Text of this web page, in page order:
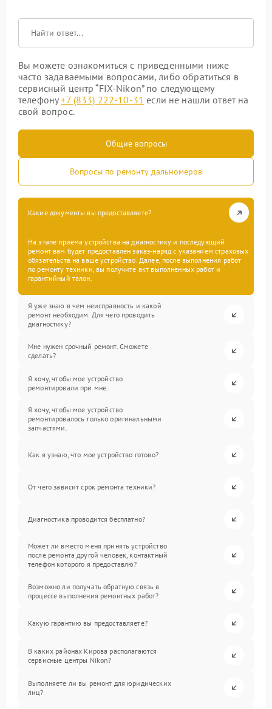
Вы можете ознакомиться с приведенными ниже
часто задаваемыми вопросами, либо обратиться в
сервисный центр “FIX-Nikon” по следующему
телефону+7 (833) 222-10-31 если не нашли ответ на
свой вопрос.
Общие вопросы
Вопросы по ремонту дальномеров
Какие документы вы предоставляете?
На этапе приема устройства на диагностику и последующий
ремонт вам будет предоставлен заказ-наряд с указанием страховых
обязательств на ваше устройство. Далее, после выполнения работ
по ремонту техники, вы получите акт выполненных работ и
гарантийный талон.
Я уже знаю в чем неисправность и какой
ремонт необходим. Для чего проводить
диагностику?
Мне нужен срочный ремонт. Сможете
сделать?
Я хочу, чтобы мое устройство
ремонтировали при мне.
Я хочу, чтобы мое устройство
ремонтировалось только оригинальными
запчастями.
Как я узнаю, что мое устройство готово?
От чего зависит срок ремонта техники?
Диагностика проводится бесплатно?
Может ли вместо меня принять устройство
после ремонта другой человек, контактный
телефон которого я предоставлю?
Возможно ли получать обратную связь в
процессе выполнения ремонтных работ?
Какую гарантию вы предоставляете?
В каких районах Кирова располагаются
сервисные центры Nikon?
Выполняете ли вы ремонт для юридических
лиц?